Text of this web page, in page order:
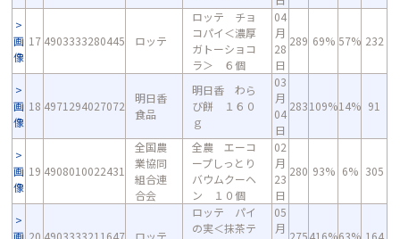
画
像
17 4903333280445 ロッテ
ロッテ チョ
コパイ＜濃厚
ガトーショコ
ラ＞ ６個
04
月
28
日
289 69% 57% 232
画
像
18 4971294027072
明日香
食品
明日香 わら
び餅 １６０
ｇ
03
月
04
日
283109%14% 91
画
像
19 4908010022431
全国農
業協同
組合連
合会
全農 エーコ
ープしっとり
バウムクーヘ
ン １０個
02
月
23
日
280 93% 6% 305
画 20 4903333211647 ロッテ
ロッテ パイ
の実＜抹茶テ
05
月
275416%63% 164